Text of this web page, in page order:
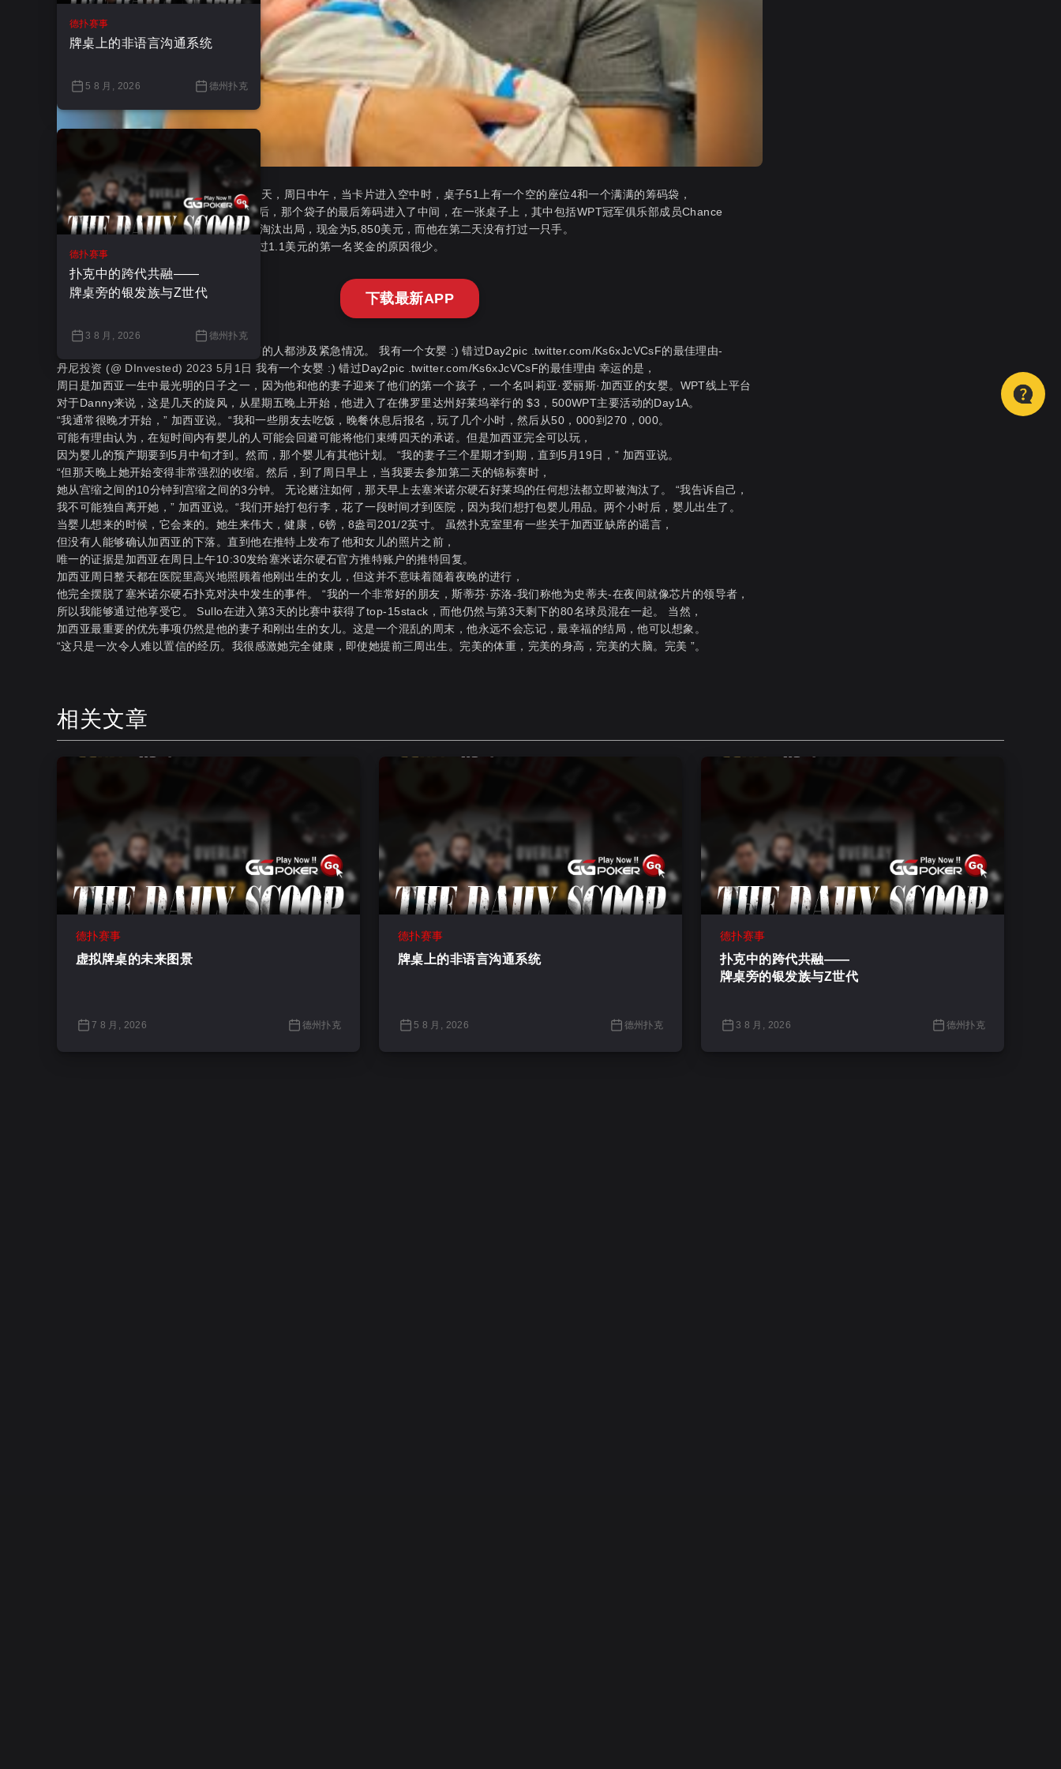
2023wpt塞米诺尔硬摇滚扑克对决的第二天，周日中午，当卡片进入空中时，桌子51上有一个空的座位4和一个满满的筹码袋，
旁边是克里斯蒂安·哈德。 大约九个小时后，那个袋子的最后筹码进入了中间，在一张桌子上，其中包括WPT冠军俱乐部成员Chance
Kornuth。丹尼·加西亚在第236位被正式淘汰出局，现金为5,850美元，而他在第二天没有打过一只手。
玩家在第1天获得筹码后可能不会出现超过1.1美元的第一名奖金的原因很少。
下载最新APP
他们中的大多数都不是积极的，几乎所有的人都涉及紧急情况。 我有一个女婴 :) 错过Day2pic .twitter.com/Ks6xJcVCsF的最佳理由-
丹尼投资 (@ DInvested) 2023 5月1日 我有一个女婴 :) 错过Day2pic .twitter.com/Ks6xJcVCsF的最佳理由 幸运的是，
周日是加西亚一生中最光明的日子之一，因为他和他的妻子迎来了他们的第一个孩子，一个名叫莉亚·爱丽斯·加西亚的女婴。 WPT线上平台
对于Danny来说，这是几天的旋风，从星期五晚上开始，他进入了在佛罗里达州好莱坞举行的 $3，500WPT主要活动的Day1A。
“我通常很晚才开始，” 加西亚说。“我和一些朋友去吃饭，晚餐休息后报名，玩了几个小时，然后从50，000到270，000。
可能有理由认为，在短时间内有婴儿的人可能会回避可能将他们束缚四天的承诺。但是加西亚完全可以玩，
因为婴儿的预产期要到5月中旬才到。然而，那个婴儿有其他计划。 “我的妻子三个星期才到期，直到5月19日，” 加西亚说。
“但那天晚上她开始变得非常强烈的收缩。然后，到了周日早上，当我要去参加第二天的锦标赛时，
她从宫缩之间的10分钟到宫缩之间的3分钟。 无论赌注如何，那天早上去塞米诺尔硬石好莱坞的任何想法都立即被淘汰了。 “我告诉自己，
我不可能独自离开她，” 加西亚说。“我们开始打包行李，花了一段时间才到医院，因为我们想打包婴儿用品。两个小时后，婴儿出生了。
当婴儿想来的时候，它会来的。她生来伟大，健康，6镑，8盎司201/2英寸。 虽然扑克室里有一些关于加西亚缺席的谣言，
但没有人能够确认加西亚的下落。直到他在推特上发布了他和女儿的照片之前，
唯一的证据是加西亚在周日上午10:30发给塞米诺尔硬石官方推特账户的推特回复。
加西亚周日整天都在医院里高兴地照顾着他刚出生的女儿，但这并不意味着随着夜晚的进行，
他完全摆脱了塞米诺尔硬石扑克对决中发生的事件。 “我的一个非常好的朋友，斯蒂芬·苏洛-我们称他为史蒂夫-在夜间就像芯片的领导者，
所以我能够通过他享受它。 Sullo在进入第3天的比赛中获得了top-15stack，而他仍然与第3天剩下的80名球员混在一起。 当然，
加西亚最重要的优先事项仍然是他的妻子和刚出生的女儿。这是一个混乱的周末，他永远不会忘记，最幸福的结局，他可以想象。
“这只是一次令人难以置信的经历。我很感激她完全健康，即使她提前三周出生。完美的体重，完美的身高，完美的大脑。完美 ”。
相关文章
德扑赛事
虚拟牌桌的未来图景
7 8 月, 2026 德州扑克
德扑赛事
牌桌上的非语言沟通系统
5 8 月, 2026 德州扑克
德扑赛事
扑克中的跨代共融——
牌桌旁的银发族与Z世代
3 8 月, 2026 德州扑克
德扑赛事
牌桌上的非语言沟通系统
5 8 月, 2026 德州扑克
德扑赛事
扑克中的跨代共融——
牌桌旁的银发族与Z世代
3 8 月, 2026 德州扑克